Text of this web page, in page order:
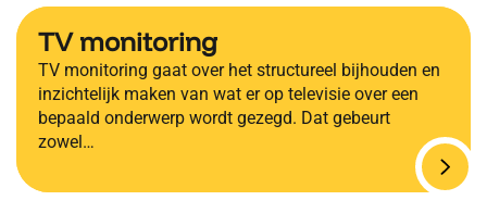
TV monitoring
TV monitoring gaat over het structureel bijhouden en
inzichtelijk maken van wat er op televisie over een
bepaald onderwerp wordt gezegd. Dat gebeurt
zowel…